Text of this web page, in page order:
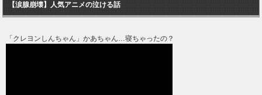
【涙腺崩壊】人気アニメの泣ける話
「クレヨンしんちゃん」かあちゃん…寝ちゃったの？